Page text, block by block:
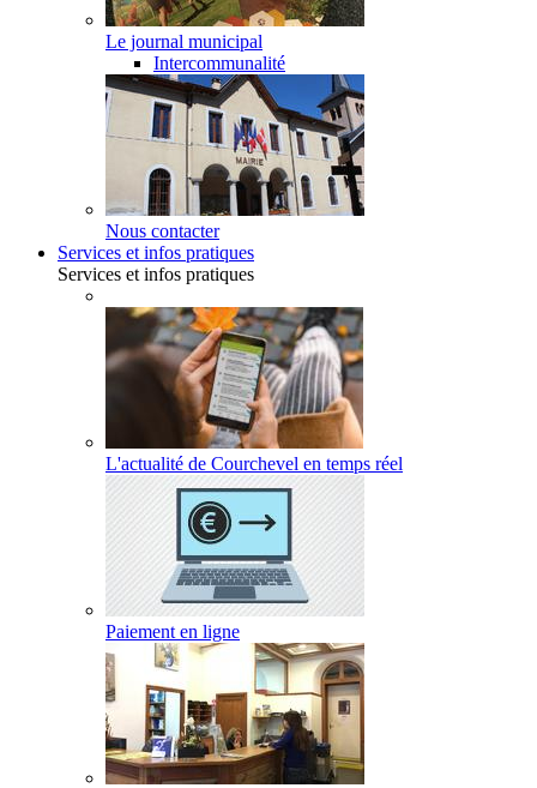
Le journal municipal
Intercommunalité
Nous contacter
Services et infos pratiques
Services et infos pratiques
L'actualité de Courchevel en temps réel
Paiement en ligne